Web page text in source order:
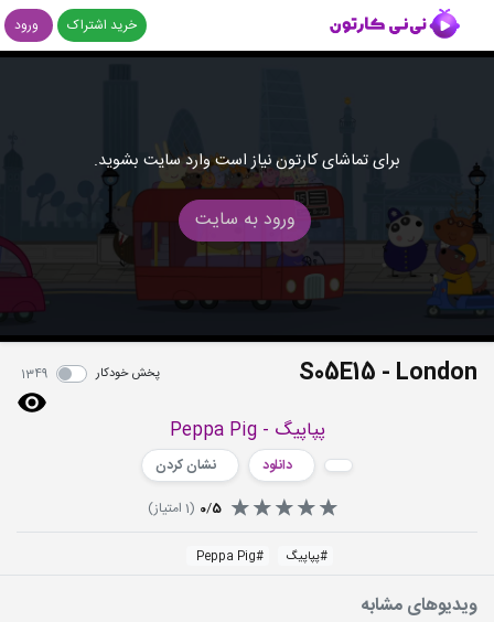
خرید اشتراک ورود
برای تماشای کارتون نیاز است وارد سایت بشوید.
ورود به سایت
S05E15 - London پخش خودکار 1349
پپاپیگ - Peppa Pig
دانلود
نشان کردن
0/5
(
1 امتیاز)
#پپاپیگ #
Peppa Pig
ویدیوهای مشابه